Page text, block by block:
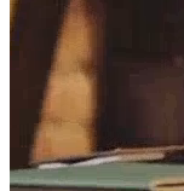
מקום מפגש: